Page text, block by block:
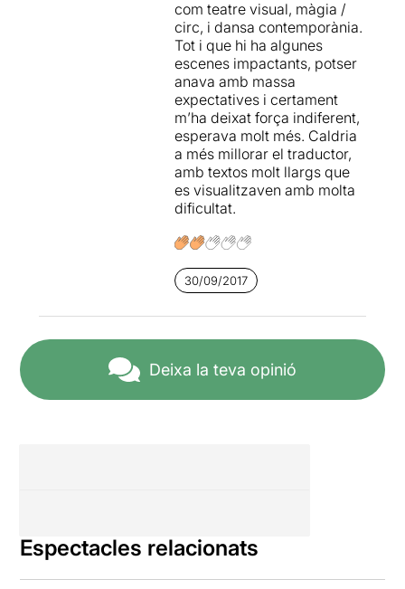
moltes expectatives per ser
l'espectacle internacional
inaugural.L'hem trobat
pretensiósi si bé algunes
escenes tenen complexitat
tècnica, d'altres ens han
semblat massa simples i
amb recursos escènics molt
pobres.Un espectacle al
qual li faltava ànimai amb
el problema afegit de què no
es podien llegir
només cal clicar
com teatre visual, màgia /
circ, i dansa contemporània.
Tot i que hi ha algunes
escenes impactants, potser
anava amb massa
expectatives i certament
m’ha deixat força indiferent,
esperava molt més. Caldria
a més millorar el traductor,
amb textos molt llargs que
es visualitzaven amb molta
dificultat.
30/09/2017
Deixa la teva opinió
Espectacles relacionats